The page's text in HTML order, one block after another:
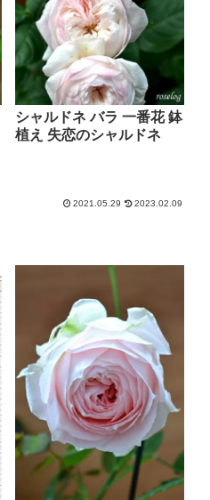
シャルドネ バラ 一番花 鉢
植え 失恋のシャルドネ
2021.05.29 2023.02.09